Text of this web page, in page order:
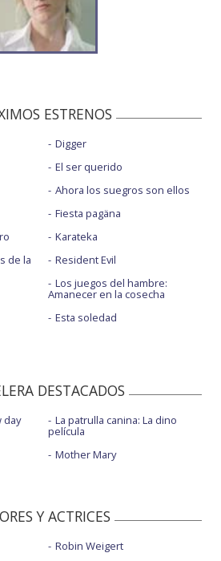
ESTRENOS
de la
Digger
El ser querido
Ahora los suegros son ellos
Fiesta pagäna
Karateka
Resident Evil
Los juegos del hambre:
Amanecer en la cosecha
Esta soledad
DESTACADOS
day
La patrulla canina: La dino
película
Mother Mary
Y ACTRICES
Robin Weigert